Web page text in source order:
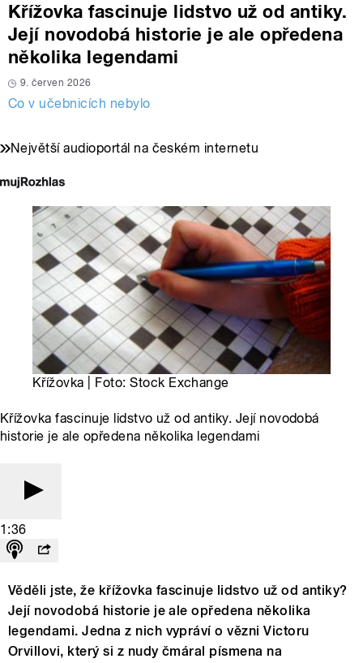
Křížovka fascinuje lidstvo už od antiky.
Její novodobá historie je ale opředena
několika legendami
9. červen 2026
Co v učebnicích nebylo
Největší audioportál na českém internetu
Křížovka | Foto: Stock Exchange
Křížovka fascinuje lidstvo už od antiky. Její novodobá
historie je ale opředena několika legendami
1:36
Věděli jste, že křížovka fascinuje lidstvo už od antiky?
Její novodobá historie je ale opředena několika
legendami. Jedna z nich vypráví o vězni Victoru
Orvillovi, který si z nudy čmáral písmena na